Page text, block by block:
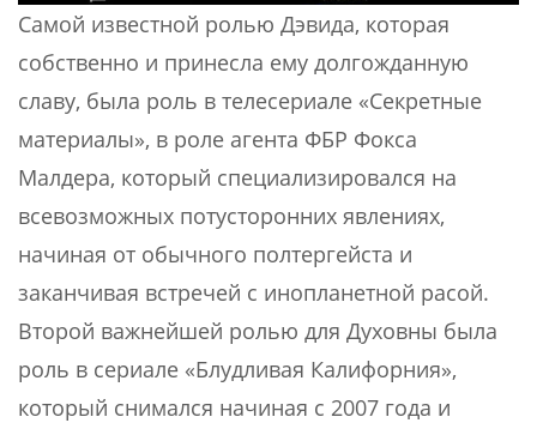
Самой известной ролью Дэвида, которая
собственно и принесла ему долгожданную
славу, была роль в телесериале «Секретные
материалы», в роле агента ФБР Фокса
Малдера, который специализировался на
всевозможных потусторонних явлениях,
начиная от обычного полтергейста и
заканчивая встречей с инопланетной расой.
Второй важнейшей ролью для Духовны была
роль в сериале «Блудливая Калифорния»,
который снимался начиная с 2007 года и